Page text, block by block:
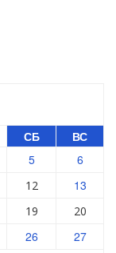
СБ ВС
5 6
12 13
19
20
26 27